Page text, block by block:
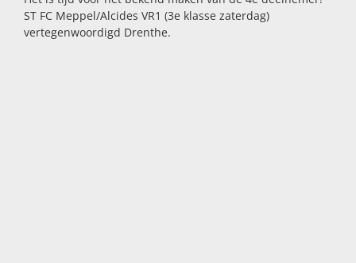
ST FC Meppel/Alcides VR1 (3e klasse zaterdag)
vertegenwoordigd Drenthe.